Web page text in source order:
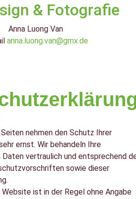
& Fotografie
Anna Luong Van
anna.luong.van@gmx.de
nehmen den Schutz Ihrer
ernst. Wir behandeln Ihre
vertraulich und entsprechend
sowie dieser
ist in der Regel ohne Angabe